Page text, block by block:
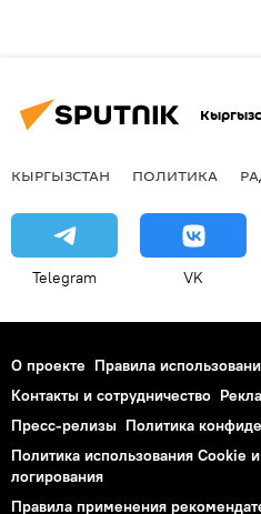
КЫРГЫЗСТАН ПОЛИТИКА
Telegram VK
О проекте Правила
Контакты и сотрудничество
Пресс-релизы Политика
Политика использования Cookie
логирования
Правила применения